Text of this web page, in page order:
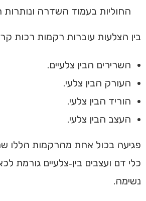
החוליות בעמוד השדרה ונותרות
בין הצלעות עוברות רקמות רכות
השרירים הבין צלעיים.
העורק הבין צלעי.
הוריד הבין צלעי.
העצב הבין צלעי.
פגיעה בכול אחת מהרקמות הללו
כלי דם ועצבים בין‑צלעיים גורמת
נשימה.